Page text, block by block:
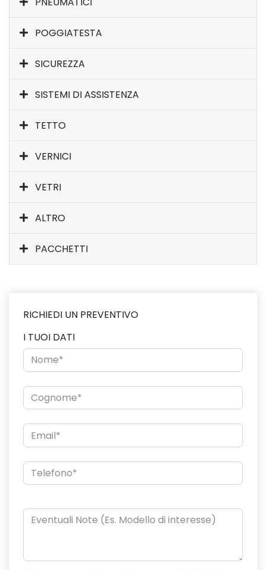
POGGIATESTA
SICUREZZA
SISTEMI DI ASSISTENZA
TETTO
VERNICI
VETRI
ALTRO
PACCHETTI
RICHIEDI UN PREVENTIVO
I TUOI DATI